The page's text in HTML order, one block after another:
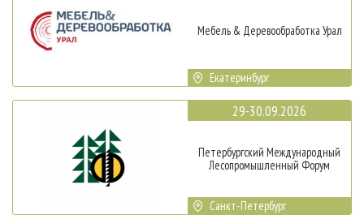
Мебель & Деревообработка Урал
Екатеринбург
29-30.09.2026
Петербургский Международный
Лесопромышленный Форум
Санкт-Петербург